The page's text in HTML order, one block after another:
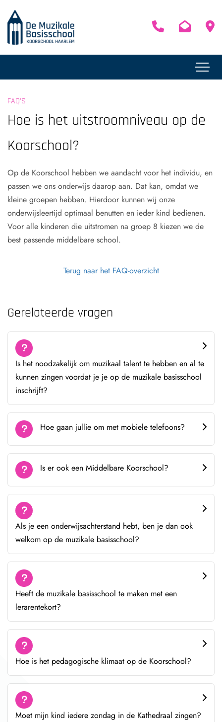
FAQ'S
Hoe is het uitstroomniveau op de
Koorschool?
Op de Koorschool hebben we aandacht voor het individu, en
passen we ons onderwijs daarop aan. Dat kan, omdat we
kleine groepen hebben. Hierdoor kunnen wij onze
onderwijsleertijd optimaal benutten en ieder kind bedienen.
Voor alle kinderen die uitstromen na groep 8 kiezen we de
best passende middelbare school.
Terug naar het FAQ-overzicht
Gerelateerde vragen
Is het noodzakelijk om muzikaal talent te hebben en al te
kunnen zingen voordat je je op de muzikale basisschool
inschrijft?
Hoe gaan jullie om met mobiele telefoons?
Is er ook een Middelbare Koorschool?
Als je een onderwijsachterstand hebt, ben je dan ook
welkom op de muzikale basisschool?
Heeft de muzikale basisschool te maken met een
lerarentekort?
Hoe is het pedagogische klimaat op de Koorschool?
Moet mijn kind iedere zondag in de Kathedraal zingen?